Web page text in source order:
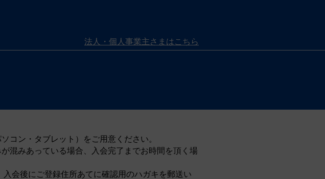
法人・個人事業主さまはこちら
コン・タブレット）をご用意ください。
混みあっている場合、入会完了までお時間を頂く場
会後にご登録住所あてに確認用のハガキを郵送い